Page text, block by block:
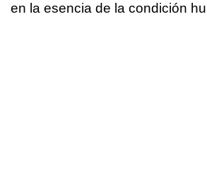
en la esencia de la condición